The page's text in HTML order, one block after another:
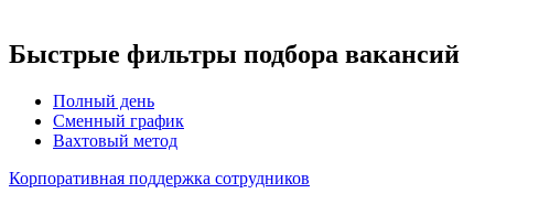
Быстрые фильтры подбора вакансий
Полный день
Сменный график
Вахтовый метод
Корпоративная поддержка сотрудников